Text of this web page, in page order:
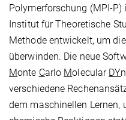
Polymerforschung (MPI-
Institut für Theoretische
Methode entwickelt, um
überwinden. Die neue
Monte Carlo Molecular DY
verschiedene
dem maschinellen Lernen,